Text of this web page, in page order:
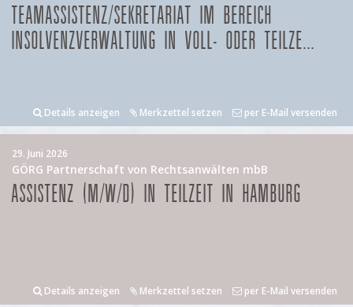
TEAMASSISTENZ/SEKRETARIAT IM BEREICH
INSOLVENZVERWALTUNG IN VOLL- ODER TEILZE...
Details anzeigen Merkzettel setzen per E-Mail versenden
29. Juni 2026
GÖRG Partnerschaft von Rechtsanwälten mbB
ASSISTENZ (M/W/D) IN TEILZEIT IN HAMBURG
Details anzeigen Merkzettel setzen per E-Mail versenden